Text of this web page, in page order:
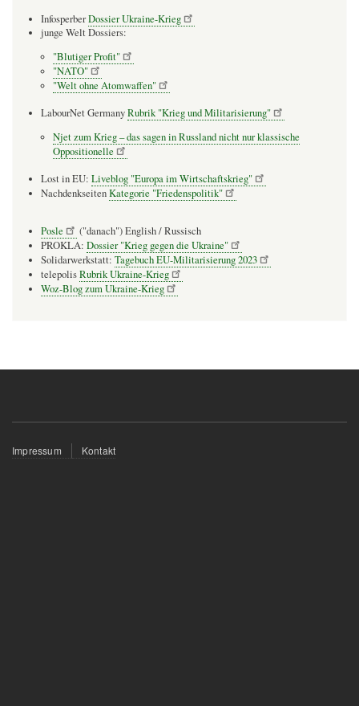
InfosperberDossier Ukraine-Krieg
junge Welt Dossiers:
"Blutiger Profit"
"NATO"
"Welt ohne Atomwaffen"
LabourNet GermanyRubrik "Krieg und Militarisierung"
Njet zum Krieg – das sagen in Russland nicht nur klassische
Oppositionelle
Lost in EU: Liveblog "Europa im Wirtschaftskrieg"
NachdenkseitenKategorie "Friedenspolitik"
Posle
("danach") English / Russisch
PROKLA: Dossier "Krieg gegen die Ukraine"
Solidarwerkstatt: Tagebuch EU-Militarisierung 2023
telepolisRubrik Ukraine-Krieg
Woz-Blog zum Ukraine-Krieg
Fußzeilenmenü
Impressum Kontakt